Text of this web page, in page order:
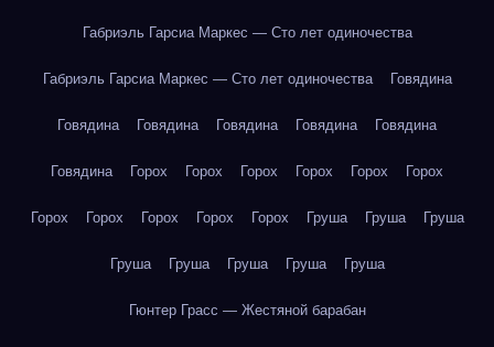
Габриэль Гарсиа Маркес — Сто лет одиночества
Габриэль Гарсиа Маркес — Сто лет одиночества Говядина
Говядина Говядина Говядина Говядина Говядина
Говядина Горох Горох Горох Горох Горох Горох
Горох Горох Горох Горох Горох Груша Груша Груша
Груша Груша Груша Груша Груша
Гюнтер Грасс — Жестяной барабан